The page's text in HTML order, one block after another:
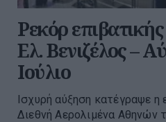
Ρεκόρ
Ελ. Βενιζέλος –
Ιούλιο
Ισχυρή αύξηση κατέγραψε η
Διεθνή Αερολιμένα Αθηνών